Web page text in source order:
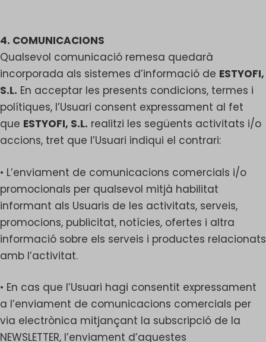
4. COMUNICACIONS
Qualsevol comunicació remesa quedarà
incorporada als sistemes d’informació de ESTYOFI,
S.L. En acceptar les presents condicions, termes i
polítiques, l’Usuari consent expressament al fet
que ESTYOFI, S.L. realitzi les següents activitats i/o
accions, tret que l’Usuari indiqui el contrari:
• L’enviament de comunicacions comercials i/o
promocionals per qualsevol mitjà habilitat
informant als Usuaris de les activitats, serveis,
promocions, publicitat, notícies, ofertes i altra
informació sobre els serveis i productes relacionats
amb l’activitat.
• En cas que l’Usuari hagi consentit expressament
a l’enviament de comunicacions comercials per
via electrònica mitjançant la subscripció de la
NEWSLETTER, l’enviament d’aquestes